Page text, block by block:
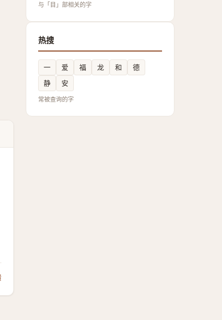
与「目」部相关的字
热搜
一 爱 福 龙 和
德
静
安
常被查询的字